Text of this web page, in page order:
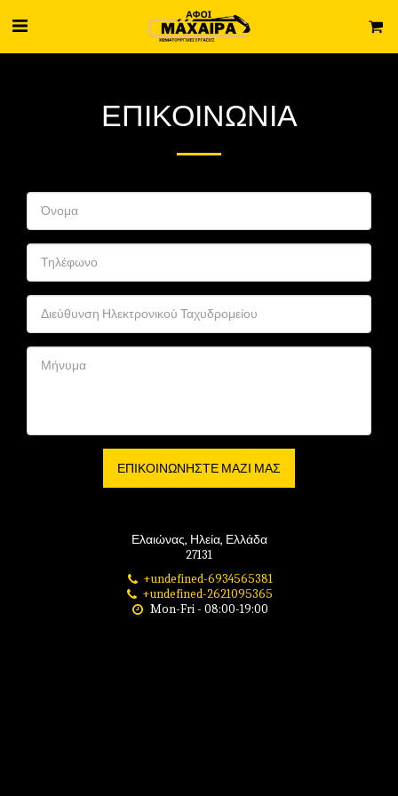
ΕΠΙΚΟΙΝΩΝΊΑ
ΕΠΙΚΟΙΝΩΝΉΣΤΕ ΜΑΖΊ ΜΑΣ
Ελαιώνας, Ηλεία, Ελλάδα
27131
+undefined-6934565381
+undefined-2621095365
Mon-Fri - 08:00-19:00